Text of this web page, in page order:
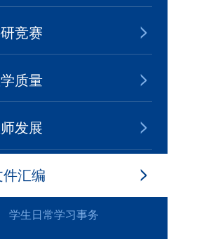
竞赛
质量
发展
件汇编
学生日常学习事务